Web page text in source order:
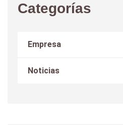
Categorías
Empresa
Noticias